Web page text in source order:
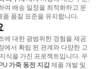
여 배송 일정을 최적화하고 운
품질 표준을 유지합니다.
에 대한 광범위한 경험을 제공
에서 확립 된 관계와 다양한 고
식을 가진 프로젝트입니다. 우
가죽 동전 지갑제품 개발 및